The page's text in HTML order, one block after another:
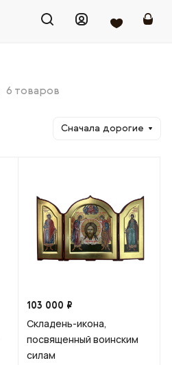
6 товаров
Сначала дорогие
103 000 ₽
Складень-икона,
посвященный воинским
силам